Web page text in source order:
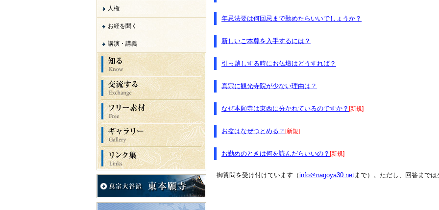
年忌法要は何回忌まで勤めたらいいでしょうか？
新しいご本尊を入手するには？
引っ越しする時にお仏壇はどうすれば？
真宗に観光寺院が少ない理由は？
なぜ本願寺は東西に分かれているのですか？ [新規]
お盆はなぜつとめる？ [新規]
お勤めのときは何を読んだらいいの？ [新規]
御質問を受け付けています（info＠nagoya30.netまで）。ただし、回答までは
人権
お経を聞く
講演・講義